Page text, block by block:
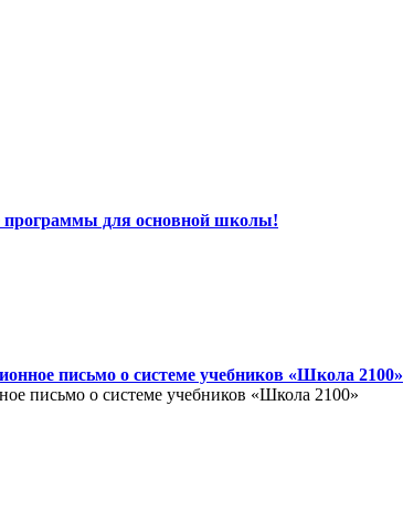
для основной школы!
письмо о системе учебников «Школа 2100»
письмо о системе учебников «Школа 2100»